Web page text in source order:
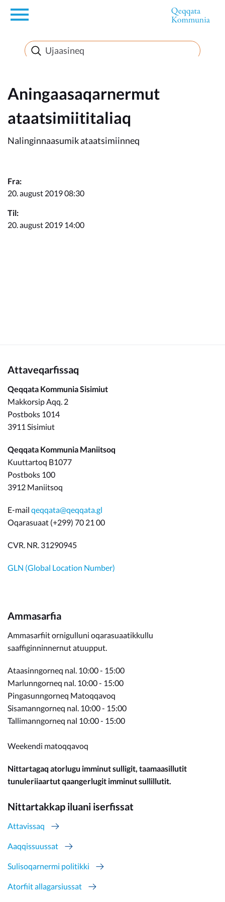
en
Innuttaasunut
Inuussutissarsiorneq
Politikki
Imminut sullinneq
Kommunimi pilersaarut
Aningaasaqarnermut
ataatsimiititaliaq
Nalinginnaasumik ataatsimiinneq
Fra:
20. august 2019 08:30
Til:
20. august 2019 14:00
Attaveqarfissaq
Qeqqata Kommunia Sisimiut
Makkorsip Aqq. 2
Postboks 1014
3911 Sisimiut
Qeqqata Kommunia Maniitsoq
Kuuttartoq B1077
Postboks 100
3912 Maniitsoq
E-mail qeqqata@qeqqata.gl
Oqarasuaat (+299) 70 21 00
CVR. NR. 31290945
GLN (Global Location Number)
Ammasarfia
Ammasarfiit ornigulluni oqarasuaatikkullu
saaffiginninnernut atuupput.
Ataasinngorneq nal. 10:00 - 15:00
Marlunngorneq nal. 10:00 - 15:00
Pingasunngorneq Matoqqavoq
Sisamanngorneq nal. 10:00 - 15:00
Tallimanngorneq nal 10:00 - 15:00
Weekendi matoqqavoq
Nittartagaq atorlugu imminut sulligit, taamaasillutit
tunuleriiaartut qaangerlugit imminut sullillutit.
Nittartakkap iluani iserfissat
Attavissaq
Aaqqissuussat
Sulisoqarnermi politikki
Atorfiit allagarsiussat